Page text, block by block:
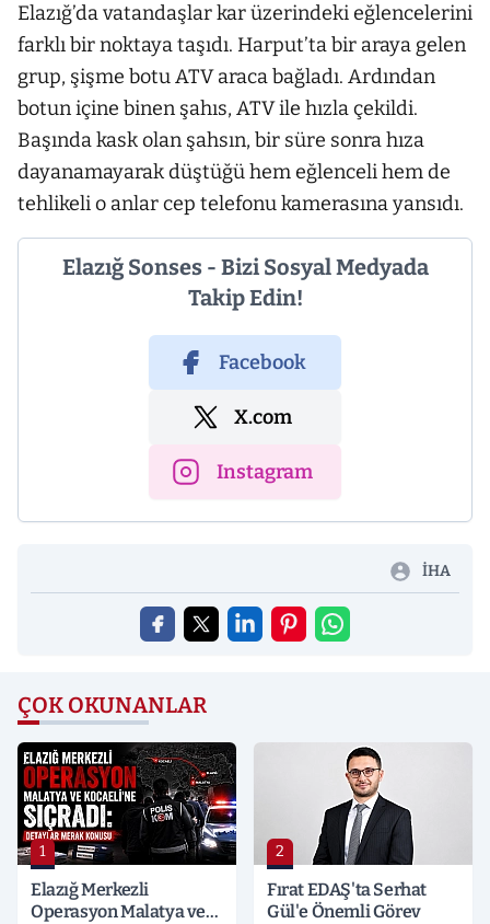
Elazığ’da vatandaşlar kar üzerindeki eğlencelerini
farklı bir noktaya taşıdı. Harput’ta bir araya gelen
grup, şişme botu ATV araca bağladı. Ardından
botun içine binen şahıs, ATV ile hızla çekildi.
Başında kask olan şahsın, bir süre sonra hıza
dayanamayarak düştüğü hem eğlenceli hem de
tehlikeli o anlar cep telefonu kamerasına yansıdı.
Elazığ Sonses - Bizi Sosyal Medyada
Takip Edin!
Facebook
X.com
Instagram
İHA
ÇOK OKUNANLAR
1
Elazığ Merkezli
Operasyon Malatya ve
2
Fırat EDAŞ'ta Serhat
Gül'e Önemli Görev